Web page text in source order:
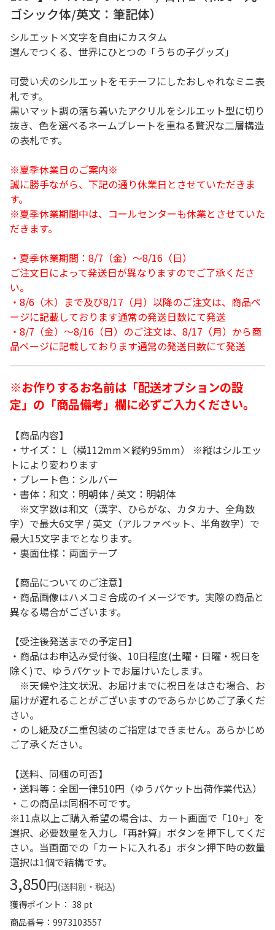
ゴシック体/英文：筆記体）
シルエット×文字を自由にカスタム
選んでつくる、世界にひとつの「うちの子グッズ」
可愛い犬のシルエットをモチーフにしたおしゃれなミニ表
札です。
黒いマット調の落ち着いたアクリルをシルエット型に切り
抜き、色を選べるネームプレートを重ねる贅沢な二層構造
の表札です。
※夏季休業日のご案内※
誠に勝手ながら、下記の通り休業日とさせていただきま
す。
※夏季休業期間中は、コールセンターも休業とさせていた
だきます。
・夏季休業期間：8/7（金）～8/16（日）
ご注文日によって発送日が異なりますのでご了承くださ
い。
・8/6（木）まで及び8/17（月）以降のご注文は、商品ペ
ージに記載しております通常の発送日数にて発送
・8/7（金）～8/16（日）のご注文は、8/17（月）から商
品ページに記載しております通常の発送日数にて発送
※お作りするお名前は「配送オプションの設
定」の「商品備考」欄に必ずご入力ください。
【商品内容】
・サイズ： L（横112mm×縦約95mm） ※縦はシルエッ
トにより変わります
・プレート色：シルバー
・書体：和文：明朝体 / 英文：明朝体
※文字数は和文（漢字、ひらがな、カタカナ、全角数
字）で最大6文字 / 英文（アルファベット、半角数字）で
最大15文字までとなります。
・裏面仕様：両面テープ
【商品についてのご注意】
・商品画像はハメコミ合成のイメージです。実際の商品と
異なる場合がございます。
【受注後発送までの予定日】
・商品はお申込み受付後、10日程度(土曜・日曜・祝日を
除く)で、ゆうパケットでお届けいたします。
※天候や注文状況、お届けまでに祝日をはさむ場合、お
届けが遅れることがございますのであらかじめご了承くだ
さい。
・のし紙及び二重包装のご指定はできません。あらかじめ
ご了承ください。
【送料、同梱の可否】
・送料等：全国一律510円（ゆうパケット出荷作業代込）
・この商品は同梱不可です。
※11点以上ご購入希望の場合は、カート画面で「10+」を
選択、必要数量を入力し「再計算」ボタンを押下してくだ
さい。当画面での「カートに入れる」ボタン押下時の数量
選択は1個で結構です。
3,850円(送料別・税込)
獲得ポイント： 38 pt
商品番号
9973103557